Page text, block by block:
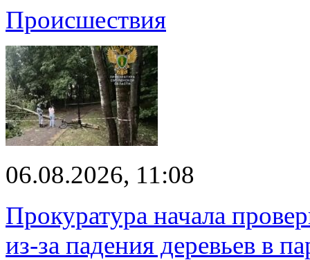
Происшествия
06.08.2026, 11:08
Прокуратура начала
из-за падения деревьев в